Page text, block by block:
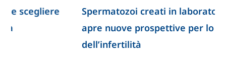
Spermatozoi creati in laboratorio: la ricerca
apre nuove prospettive per lo studio